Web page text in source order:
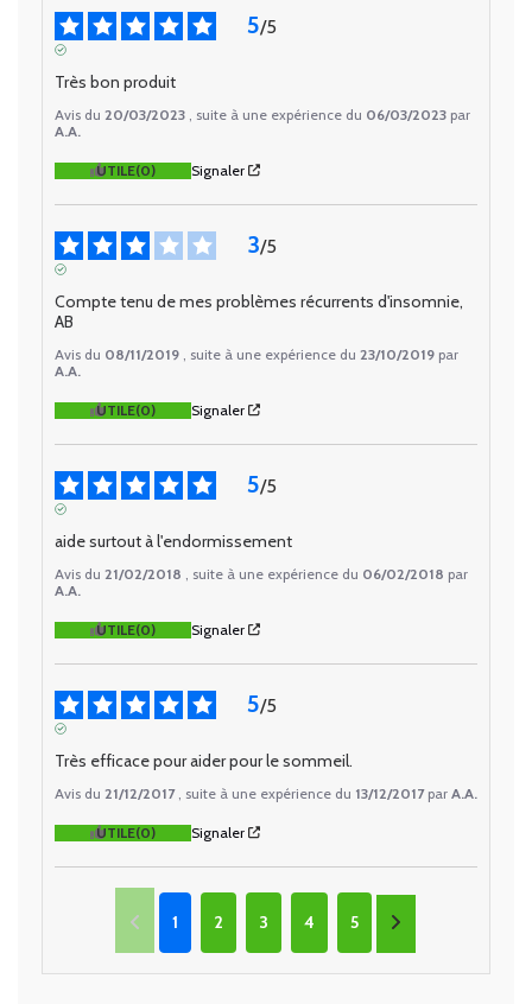
5/5
Très bon produit
Avis du 20/03/2023 , suite à une expérience du 06/03/2023 par
A.A.
UTILE(0) Signaler
3/5
Compte tenu de mes problèmes récurrents d'insomnie,
AB
Avis du 08/11/2019 , suite à une expérience du 23/10/2019 par
A.A.
UTILE(0) Signaler
5/5
aide surtout à l'endormissement
Avis du 21/02/2018 , suite à une expérience du 06/02/2018 par
A.A.
UTILE(0) Signaler
5/5
Très efficace pour aider pour le sommeil.
Avis du 21/12/2017 , suite à une expérience du 13/12/2017 par A.A.
UTILE(0) Signaler
1 2 3 4 5